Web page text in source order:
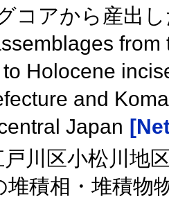
コアから産出
Holocene
and
Japan
川区小松川地
堆積相・堆積物